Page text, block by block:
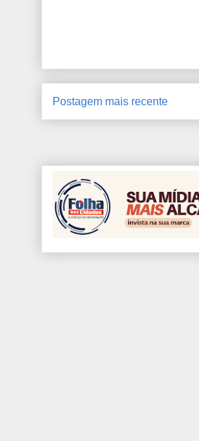
Postagem mais recente